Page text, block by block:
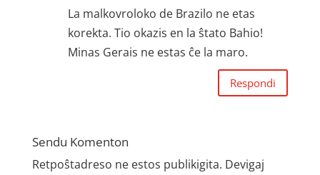
La malkovroloko de Brazilo ne etas
korekta. Tio okazis en la ŝtato Bahio!
Minas Gerais ne estas ĉe la maro.
Respondi
Sendu Komenton
Retpoŝtadreso ne estos publikigita. Devigaj